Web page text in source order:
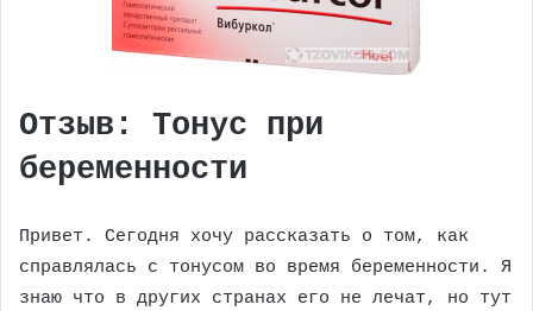
Отзыв: Тонус при
беременности
Привет. Сегодня хочу рассказать о том, как
справлялась с тонусом во время беременности. Я
знаю что в других странах его не лечат, но тут